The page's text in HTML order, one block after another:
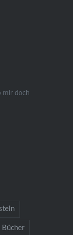
mir doch
Bücher